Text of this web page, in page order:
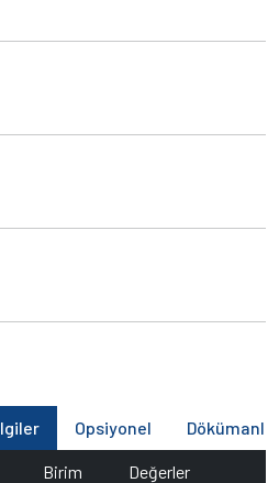
Opsiyonel
Birim Değerler